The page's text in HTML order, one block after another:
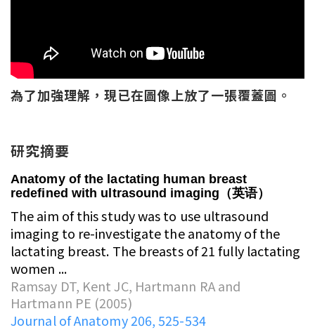
為了加強理解，現已在圖像上放了一張覆蓋圖。
研究摘要
Anatomy of the lactating human breast
redefined with ultrasound imaging（英语）
The aim of this study was to use ultrasound
imaging to re-investigate the anatomy of the
lactating breast. The breasts of 21 fully lactating
women ...
Ramsay DT, Kent JC, Hartmann RA and
Hartmann PE (2005)
Journal of Anatomy 206, 525-534